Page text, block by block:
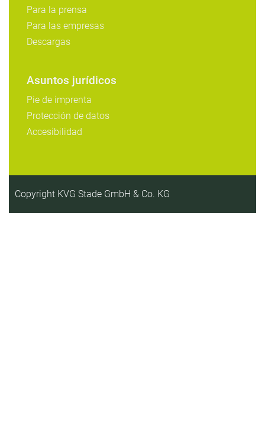
Para la prensa
Para las empresas
Descargas
Asuntos jurídicos
Pie de imprenta
Protección de datos
Accesibilidad
Copyright KVG Stade GmbH & Co. KG